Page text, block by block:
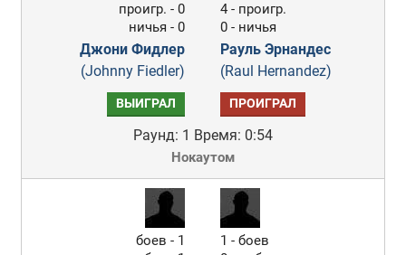
проигр. - 0
ничья - 0
Джони Фидлер
(Johnny Fiedler)
4 - проигр.
0 - ничья
Рауль Эрнандес
(Raul Hernandez)
ВЫИГРАЛ ПРОИГРАЛ
Раунд: 1 Время: 0:54
Нокаутом
боев - 1
1 - боев